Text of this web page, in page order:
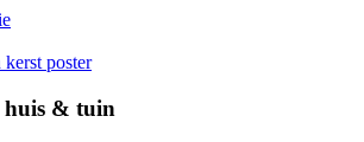
poster
huis & tuin